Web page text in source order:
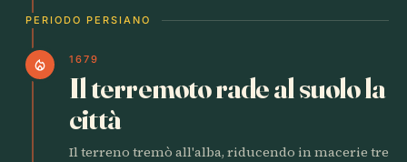
PERIODO PERSIANO
local_fire_department 1679
Il terremoto rade al suolo la
città
Il terreno tremò all'alba, riducendo in macerie tre